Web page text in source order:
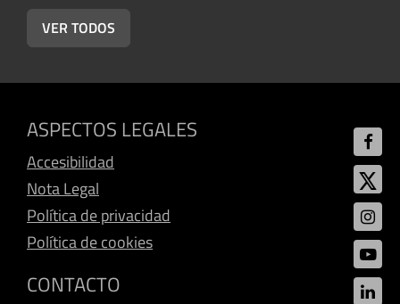
VER TODOS
ASPECTOS LEGALES
Accesibilidad
Nota Legal
Política de privacidad
Política de cookies
CONTACTO